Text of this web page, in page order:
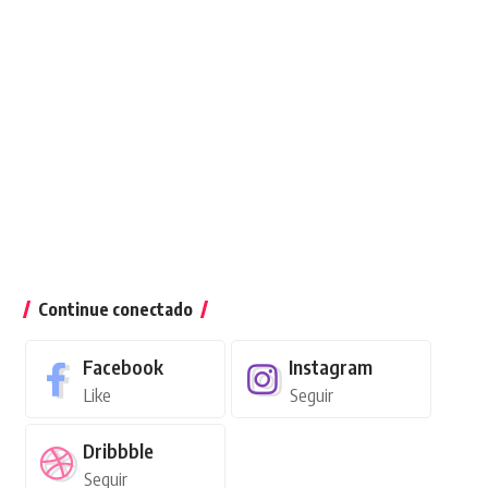
Continue conectado
Facebook
Like
Instagram
Seguir
Dribbble
Seguir